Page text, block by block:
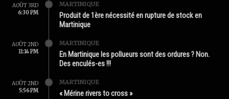
AOÛT 3RD
6:30 PM
MARTINIQUE
Produit de 1ère nécessité en rupture de stock en
Martinique
AOÛT 2ND
11:14 PM
MARTINIQUE
En Martinique les pollueurs sont des ordures ? Non.
Des enculés-es !!!
AOÛT 2ND
5:56 PM
MARTINIQUE
« Mérine rivers to cross »